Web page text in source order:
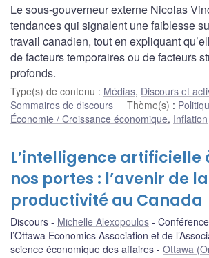
Le sous-gouverneur externe Nicolas
tendances qui signalent une faiblesse
travail canadien, tout en expliquant
de facteurs temporaires ou de facteurs
profonds.
Type(s) de contenu : Médias, Discours et
Sommaires de discours
Thème(s) :
Économie / Croissance économique, Inflation
L’intelligence artificielle
nos portes : l’avenir de la
productivité au Canada
Discours Michelle Alexopoulos
l’Ottawa Economics Association et de
science économique des affaires
Ottawa